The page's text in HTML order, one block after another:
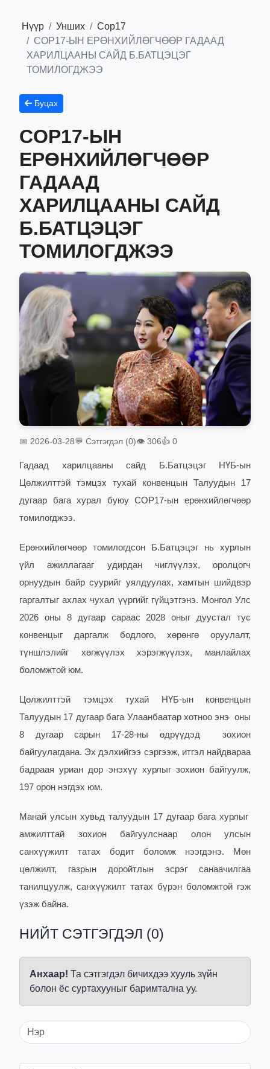
Нүүр Унших
Сор17
COP17-ЫН ЕРӨНХИЙЛӨГЧӨӨР ГАДААД
ХАРИЛЦААНЫ САЙД Б.БАТЦЭЦЭГ
ТОМИЛОГДЖЭЭ
Буцах
COP17-ЫН
ЕРӨНХИЙЛӨГЧӨӨР
ГАДААД
ХАРИЛЦААНЫ САЙД
Б.БАТЦЭЦЭГ
ТОМИЛОГДЖЭЭ
📅 2026-03-28💬 Сэтгэгдэл (0)👁 306👍 0
Гадаад харилцааны сайд Б.Батцэцэг НҮБ-ын
Цөлжилттэй тэмцэх тухай конвенцын Талуудын 17
дугаар бага хурал буюу COP17-ын ерөнхийлөгчөөр
томилогджээ.
Ерөнхийлөгчөөр томилогдсон Б.Батцэцэг нь хурлын
үйл ажиллагааг удирдан чиглүүлэх, оролцогч
орнуудын байр суурийг уялдуулах, хамтын шийдвэр
гаргалтыг ахлах чухал үүргийг гүйцэтгэнэ. Монгол Улс
2026 оны 8 дугаар сараас 2028 оныг дуустал тус
конвенцыг даргалжбодлого, хөрөнгө оруулалт,
түншлэлийг хөгжүүлэх хэрэгжүүлэх, манлайлах
боломжтой юм.
Цөлжилттэй тэмцэх тухай НҮБ-ын конвенцын
Талуудын 17 дугаар бага Улаанбаатар хотноо энэ оны
8 дугаар сарын 17-28-ны өдрүүдэд зохион
байгуулагдана. Эх дэлхийгээ сэргээж, итгэл найдвараа
бадраая уриан дор энэхүү хурлыг зохион байгуулж,
197 орон нэгдэх юм.
Манай улсын хувьд талуудын 17 дугаар бага хурлыг
амжилттай зохион байгуулснаар олон улсын
санхүүжилт татах бодит боломж нээгдэнэ. Мөн
цөлжилт, газрын доройтлын эсрэг санаачилгаа
танилцуулж, санхүүжилт татах бүрэн боломжтой гэж
үзэж байна.
НИЙТ СЭТГЭГДЭЛ (0)
Анхаар! Та сэтгэгдэл бичихдээ хууль зүйн
болон ёс суртахууныг баримтална уу.